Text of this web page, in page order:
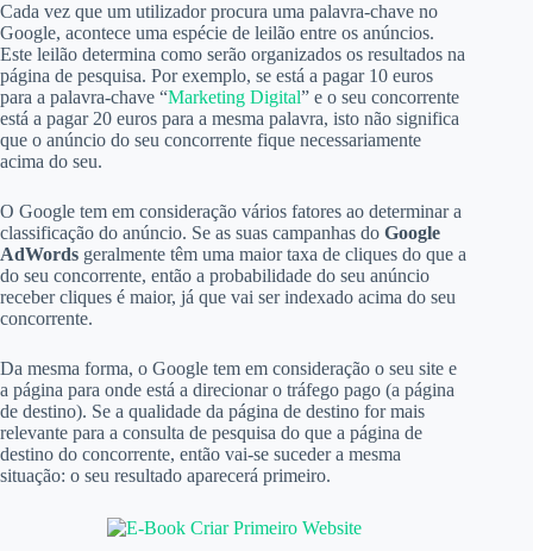
Cada vez que um utilizador procura uma palavra-chave no
Google, acontece uma espécie de leilão entre os anúncios.
Este leilão determina como serão organizados os resultados na
página de pesquisa. Por exemplo, se está a pagar 10 euros
para a palavra-chave “Marketing Digital” e o seu concorrente
está a pagar 20 euros para a mesma palavra, isto não significa
que o anúncio do seu concorrente fique necessariamente
acima do seu.
O Google tem em consideração vários fatores ao determinar a
classificação do anúncio. Se as suas campanhas do Google
AdWords geralmente têm uma maior taxa de cliques do que a
do seu concorrente, então a probabilidade do seu anúncio
receber cliques é maior, já que vai ser indexado acima do seu
concorrente.
Da mesma forma, o Google tem em consideração o seu site e
a página para onde está a direcionar o tráfego pago (a página
de destino). Se a qualidade da página de destino for mais
relevante para a consulta de pesquisa do que a página de
destino do concorrente, então vai-se suceder a mesma
situação: o seu resultado aparecerá primeiro.